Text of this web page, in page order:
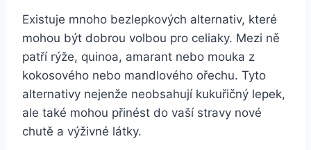
Existuje mnoho bezlepkových alternativ, které
mohou být dobrou volbou pro celiaky. Mezi ně
patří rýže, quinoa, amarant nebo mouka z
kokosového nebo mandlového ořechu. Tyto
alternativy nejenže neobsahují kukuřičný lepek,
ale také mohou přinést do vaší stravy nové
chutě a výživné látky.